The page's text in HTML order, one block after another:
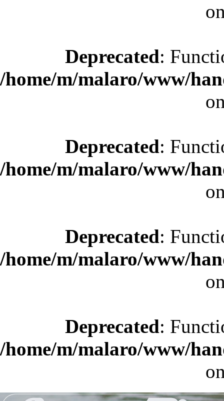
Deprecated:
/home/m/malaro/www/
Deprecated:
/home/m/malaro/www/
Deprecated:
/home/m/malaro/www/
Deprecated:
/home/m/malaro/www/